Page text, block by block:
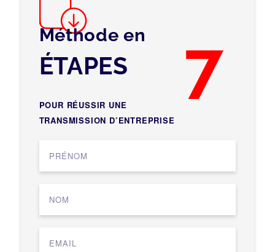
Méthode en 7
ÉTAPES
POUR RÉUSSIR UNE
TRANSMISSION D’ENTREPRISE